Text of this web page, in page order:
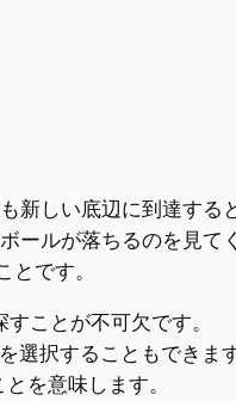
新しい底辺に到達する
ールが落ちるのを見て
です。
ことが不可欠です。
選択することもできます
を意味します。